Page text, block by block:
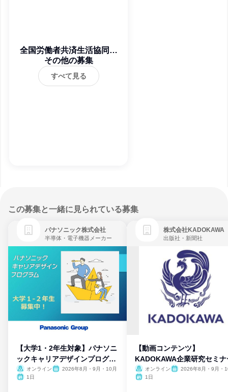
全国労働者共済生活協同組
合連合会
その他の募集
すべて見る
この募集と一緒に見られている募集
パナソニック株式会社
半導体・電子機器メーカー
【大学1・2年生対象】パナソニ
ックキャリアデザインプログラ
ム
オンライン
2026年8月・9月・10月
1日
株式会社KADOKAWA
出版社・新聞社
【動画コンテンツ】
KADOKAWA企業研究セミナ
オンライン
2026年8月・9月・
1日